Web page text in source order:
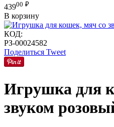
43900 ₽
В корзину
КОД:
РЗ-00024582
Поделиться Tweet
Игрушка для
звуком